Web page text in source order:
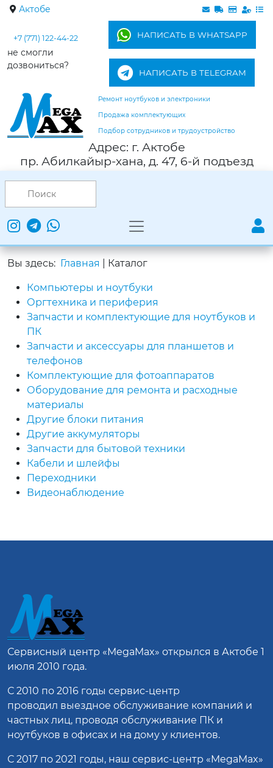
Актобе
+7 (771) 122-44-22
не смогли
дозвониться?
НАПИСАТЬ В WHATSAPP
НАПИСАТЬ В TELEGRAM
Ремонт ноутбуков и электроники
Продажа комплектующих
Подбор сотрудников и трудоустройство
Адрес: г. Актобе
пр. Абилкайыр-хана, д. 47, 6-й подъезд
Вы здесь: Главная Каталог
Компьютеры и ноутбуки
Оргтехника и периферия
Запчасти и комплектующие для ноутбуков и
ПК
Запчасти и аксессуары для планшетов и
телефонов
Комплектующие для фотоаппаратов
Оборудование для ремонта и расходные
материалы
Другие блоки питания
Другие аккумуляторы
Запчасти для бытовой техники
Кабели и шлейфы
Переходники
Видеонаблюдение
Сервисный центр «MegaMax» открылся в Актобе 1
июля 2010 года.
С 2010 по 2016 годы сервис-центр
проводил выездное обслуживание компаний и
частных лиц, проводя обслуживание ПК и
ноутбуков в офисах и на дому у клиентов.
С 2017 по 2021 годы, наш сервис-центр «MegaMax»